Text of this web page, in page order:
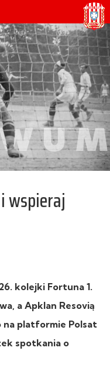
wspieraj
kolejki Fortuna 1.
a Apklan Resovią
platformie Polsat
spotkania o